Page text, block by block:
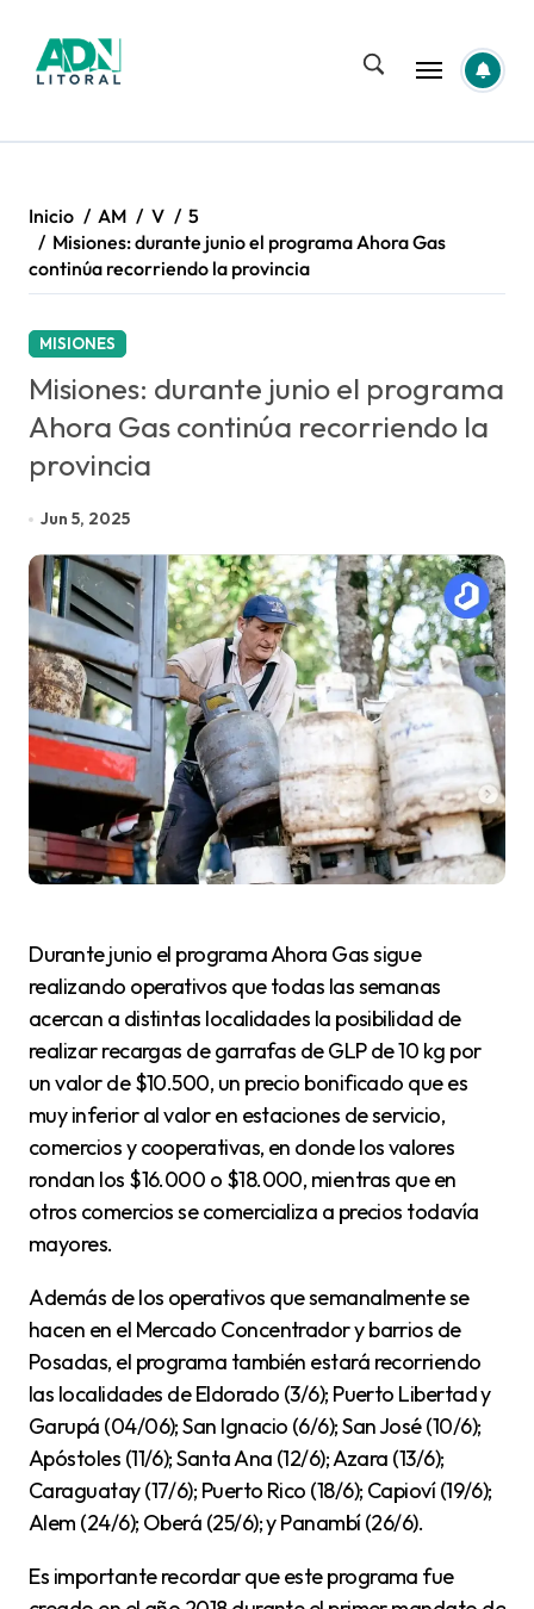
contenido
Inicio AM V
5
Misiones: durante junio el programa Ahora Gas
continúa recorriendo la provincia
MISIONES
Misiones: durante junio el programa
Ahora Gas continúa recorriendo la
provincia
Jun 5, 2025
Durante junio el programa Ahora Gas sigue
realizando operativos que todas las semanas
acercan a distintas localidades la posibilidad de
realizar recargas de garrafas de GLP de 10 kg por
un valor de $10.500, un precio bonificado que es
muy inferior al valor en estaciones de servicio,
comercios y cooperativas, en donde los valores
rondan los $16.000 o $18.000, mientras que en
otros comercios se comercializa a precios todavía
mayores.
Además de los operativos que semanalmente se
hacen en el Mercado Concentrador y barrios de
Posadas, el programa también estará recorriendo
las localidades de Eldorado (3/6); Puerto Libertad y
Garupá (04/06); San Ignacio (6/6); San José (10/6);
Apóstoles (11/6); Santa Ana (12/6); Azara (13/6);
Caraguatay (17/6); Puerto Rico (18/6); Capioví (19/6);
Alem (24/6); Oberá (25/6); y Panambí (26/6).
Es importante recordar que este programa fue